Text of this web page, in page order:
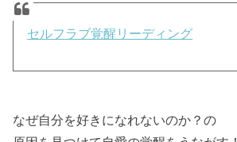
セルフラブ覚醒リーディング
なぜ自分を好きになれないのか？の